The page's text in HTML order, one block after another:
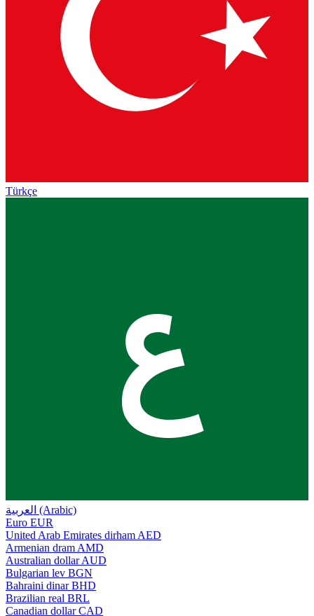
Türkçe
ع
العربية (Arabic)
Euro EUR
United Arab Emirates dirham AED
Armenian dram AMD
Australian dollar AUD
Bulgarian lev BGN
Bahraini dinar BHD
Brazilian real BRL
Canadian dollar CAD